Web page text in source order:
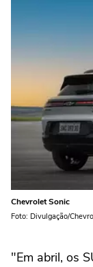
Chevrolet Sonic
Foto: Divulgação/
"Em abril, os